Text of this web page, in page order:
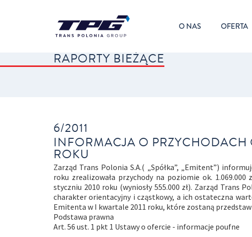
O NAS OFERTA
RAPORTY BIEŻĄCE
6/2011
INFORMACJA O PRZYCHODACH
ROKU
Zarząd Trans Polonia S.A.( „Spółka”, „Emitent”)
roku zrealizowała przychody na poziomie ok.
styczniu 2010 roku (wyniosły 555.000 zł). Zarząd Trans
charakter orientacyjny i cząstkowy, a ich ostateczna
Emitenta w I kwartale 2011 roku, które zostaną
Podstawa prawna
Art. 56 ust. 1 pkt 1 Ustawy o ofercie - informacje poufne